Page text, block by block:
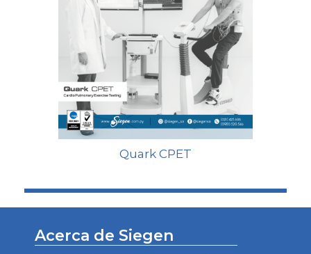
Quark CPET
Acerca de Siegen